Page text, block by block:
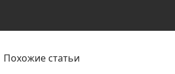
Похожие статьи